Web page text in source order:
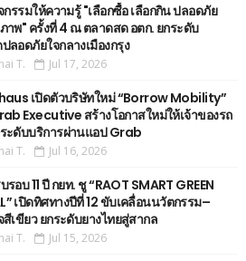
กรรมให้ความรู้ "เลือกซื้อ เลือกกิน ปลอดภัย
าพ" ครั้งที่ 4 ณ ตลาดสด อตก. ยกระดับ
ลอดภัยใจกลางเมืองกรุง
T. Jul 17, 2026
เปิดตัวบริษัทใหม่ “Borrow Mobility”
Executive สร้างโอกาสใหม่ให้เจ้าของรถ
ะดับบริการผ่านแอป Grab
T. Jul 16, 2026
อบ 11 ปี กยท. ชู “RAOT SMART GREEN
เปิดทิศทางปีที่ 12 ขับเคลื่อนนวัตกรรม–
สีเขียว ยกระดับยางไทยสู่สากล
T. Jul 15, 2026